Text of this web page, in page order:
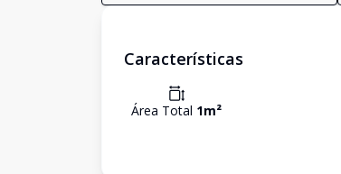
Características
Área Total 1m²